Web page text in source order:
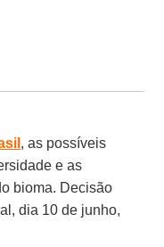
, as possíveis
e as
bioma. Decisão
dia 10 de junho,